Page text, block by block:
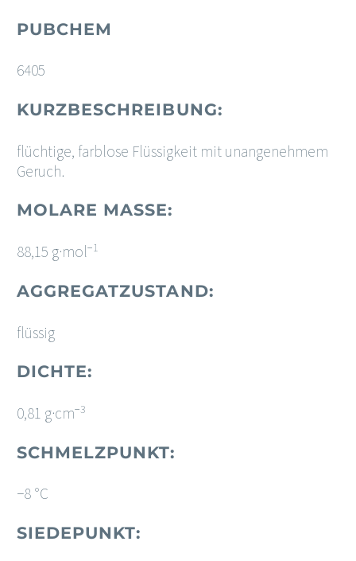
PUBCHEM
6405
KURZBESCHREIBUNG:
flüchtige, farblose Flüssigkeit mit unangenehmem
Geruch.
MOLARE MASSE:
88,15 g·mol−1
AGGREGATZUSTAND:
flüssig
DICHTE:
0,81 g·cm−3
SCHMELZPUNKT:
−8 °C
SIEDEPUNKT: